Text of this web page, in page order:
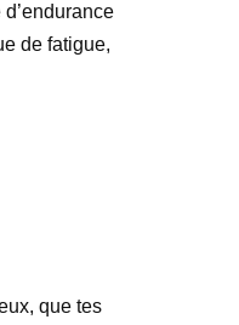
de fatigue,
que tes